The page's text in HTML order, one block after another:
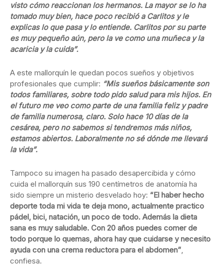
visto cómo reaccionan los hermanos. La mayor se lo ha
tomado muy bien, hace poco recibió a Carlitos y le
explicas lo que pasa y lo entiende. Carlitos por su parte
es muy pequeño aún, pero la ve como una muñeca y la
acaricia y la cuida”.
A este mallorquín le quedan pocos sueños y objetivos
profesionales que cumplir: “Mis sueños básicamente son
todos familiares, sobre todo pido salud para mis hijos. En
el futuro me veo como parte de una familia feliz y padre
de familia numerosa, claro. Solo hace 10 días de la
cesárea, pero no sabemos si tendremos más niños,
estamos abiertos. Laboralmente no sé dónde me llevará
la vida”.
Tampoco su imagen ha pasado desapercibida y cómo
cuida el mallorquín sus 190 centímetros de anatomía ha
sido siempre un misterio desvelado hoy: “El haber hecho
deporte toda mi vida te deja mono, actualmente practico
pádel, bici, natación, un poco de todo. Además la dieta
sana es muy saludable. Con 20 años puedes comer de
todo porque lo quemas, ahora hay que cuidarse y necesito
ayuda con una crema reductora para el abdomen”,
confiesa.